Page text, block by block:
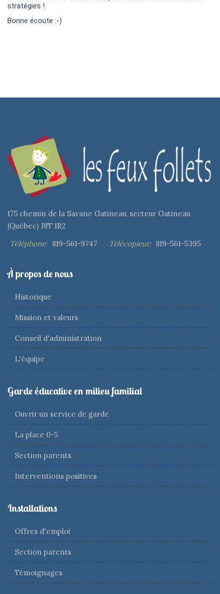
stratégies !
Bonne écoute :-)
175 chemin de la Savane Gatineau, secteur Gatineau
(Québec) J8T 1R2
Téléphone: 819-561-9747 Télécopieur: 819-561-5395
À propos de nous
Historique
Mission et valeurs
Conseil d'administration
L'équipe
Garde éducative en milieu familial
Ouvrir un service de garde
La place 0-5
Section parents
Interventions positives
Installations
Offres d'emploi
Section parents
Témoignages